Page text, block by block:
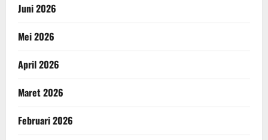
Juni 2026
Mei 2026
April 2026
Maret 2026
Februari 2026